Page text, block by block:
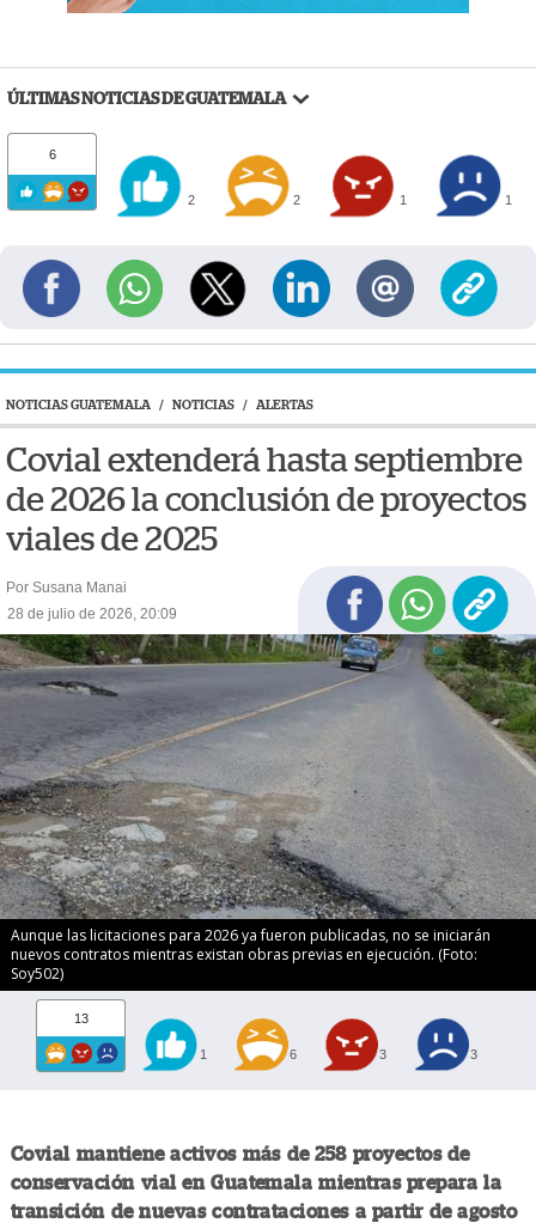
ÚLTIMAS NOTICIAS DE GUATEMALA
6
2 2 1 1
NOTICIAS GUATEMALA / NOTICIAS / ALERTAS
Covial extenderá hasta septiembre
de 2026 la conclusión de proyectos
viales de 2025
Por Susana Manai
28 de julio de 2026, 20:09
Aunque las licitaciones para 2026 ya fueron publicadas, no se iniciarán
nuevos contratos mientras existan obras previas en ejecución. (Foto:
Soy502)
13
1 6 3 3
Covial mantiene activos más de 258 proyectos de
conservación vial en Guatemala mientras prepara la
transición de nuevas contrataciones a partir de agosto